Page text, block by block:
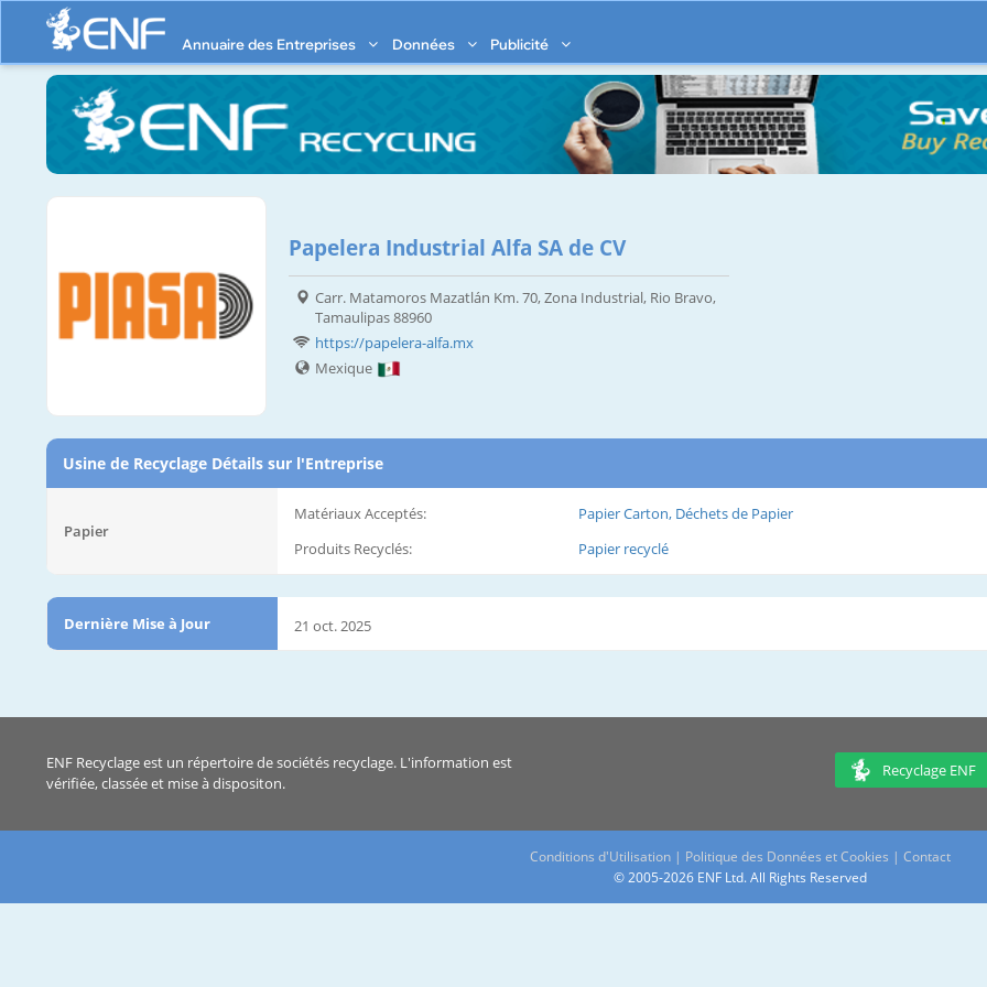
Annuaire des Entreprises Données Publicité
Papelera Industrial Alfa SA de CV
Carr. Matamoros Mazatlán Km. 70, Zona Industrial, Rio Bravo,
Tamaulipas 88960
https://papelera-alfa.mx
Mexique
Usine de Recyclage Détails sur l'Entreprise
Papier
Matériaux Acceptés:
Papier Carton, Déchets de Papier
Produits Recyclés:
Papier recyclé
Dernière Mise à Jour 21 oct. 2025
ENF Recyclage est un répertoire de sociétés recyclage. L'information est
vérifiée, classée et mise à dispositon.
Recyclage ENF
Conditions d'Utilisation | Politique des Données et Cookies | Contact
© 2005-2026 ENF Ltd. All Rights Reserved